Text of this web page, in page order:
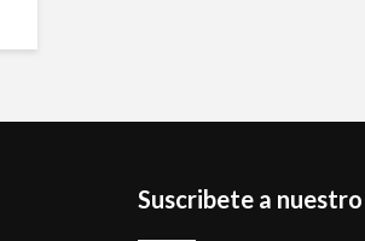
Suscribete a